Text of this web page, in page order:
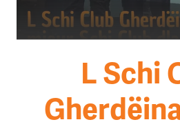
L Schi